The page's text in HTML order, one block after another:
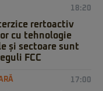
18:20
rertoactiv
cu tehnologie
și sectoare sunt
FCC
17:00